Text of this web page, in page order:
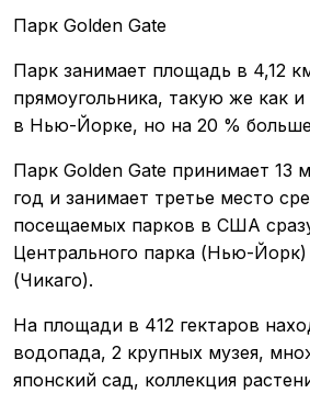
Парк Golden Gate
Парк занимает площадь в 4,12
прямоугольника, такую же как
в Нью-Йорке, но на 20 %
Парк Golden Gate принимает 13
год и занимает третье место
посещаемых парков в США
Центрального парка (Нью-
(Чикаго).
На площади в 412 гектаров
водопада, 2 крупных музея,
японский сад, коллекция